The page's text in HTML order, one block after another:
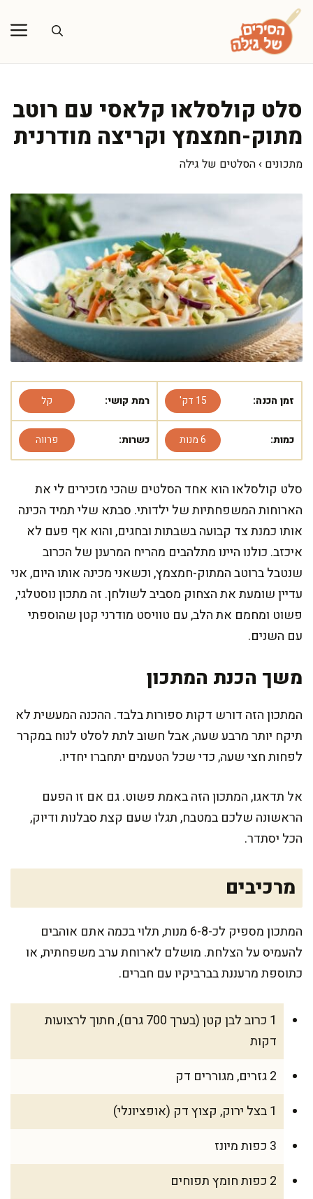
לדלג
לתוכן
סלט קולסלאו קלאסי עם רוטב
מתוק-חמצמץ וקריצה מודרנית
מתכונים › הסלטים של גילה
זמן הכנה: 15 דק' רמת קושי: קל
כמות: 6 מנות כשרות: פרווה
סלט קולסלאו הוא אחד הסלטים שהכי מזכירים לי את
הארוחות המשפחתיות של ילדותי. סבתא שלי תמיד הכינה
אותו כמנת צד קבועה בשבתות ובחגים, והוא אף פעם לא
איכזב. כולנו היינו מתלהבים מהריח המרענן של הכרוב
שנטבל ברוטב המתוק-חמצמץ, וכשאני מכינה אותו היום, אני
עדיין שומעת את הצחוק מסביב לשולחן. זה מתכון נוסטלגי,
פשוט ומחמם את הלב, עם טוויסט מודרני קטן שהוספתי
עם השנים.
משך הכנת המתכון
המתכון הזה דורש דקות ספורות בלבד. ההכנה המעשית לא
תיקח יותר מרבע שעה, אבל חשוב לתת לסלט לנוח במקרר
לפחות חצי שעה, כדי שכל הטעמים יתחברו יחדיו.
אל תדאגו, המתכון הזה באמת פשוט. גם אם זו הפעם
הראשונה שלכם במטבח, תגלו שעם קצת סבלנות ודיוק,
הכל יסתדר.
מרכיבים
המתכון מספיק לכ-6-8 מנות, תלוי בכמה אתם אוהבים
להעמיס על הצלחת. מושלם לארוחת ערב משפחתית, או
כתוספת מרעננת בברביקיו עם חברים.
1 כרוב לבן קטן (בערך 700 גרם), חתוך לרצועות
דקות
2 גזרים, מגוררים דק
1 בצל ירוק, קצוץ דק (אופציונלי)
3 כפות מיונז
2 כפות חומץ תפוחים